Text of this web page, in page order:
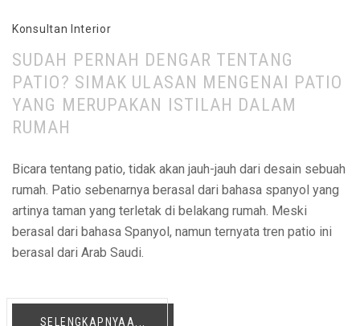
Konsultan Interior
SUDAH PERNAH DENGAR TENTANG
PATIO? SIMAK ULASAN MENGENAI PATIO
YANG MERUPAKAN ISTILAH DALAM
RUMAH
Bicara tentang patio, tidak akan jauh-jauh dari desain sebuah
rumah. Patio sebenarnya berasal dari bahasa spanyol yang
artinya taman yang terletak di belakang rumah. Meski
berasal dari bahasa Spanyol, namun ternyata tren patio ini
berasal dari Arab Saudi.
SELENGKAPNYAA...